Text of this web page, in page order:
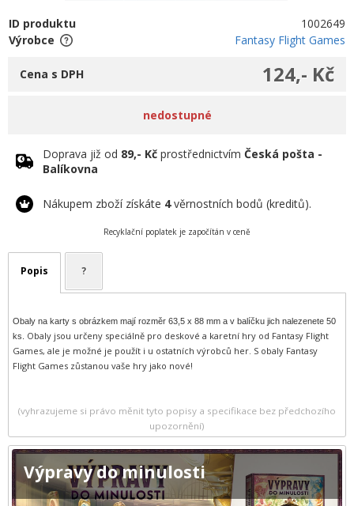
ID produktu
1002649
Výrobce
Fantasy Flight Games
124,- Kč
Cena s DPH
nedostupné
Doprava již od 89,- Kč prostřednictvím Česká pošta -
Balíkovna
Nákupem zboží získáte 4věrnostních bodů (kreditů).
Recyklační poplatek je započítán v ceně
Popis ?
Obaly na karty s obrázkem mají rozměr 63,5 x 88 mm a v balíčku jich nalezenete 50
ks. Obaly jsou určeny speciálně pro deskové a karetní hry od Fantasy Flight
Games, ale je možné je použít i u ostatních výrobců her. S obaly Fantasy
Flight Games zůstanou vaše hry jako nové!
(vyhrazujeme si právo měnit tyto popisy a specifikace bez předchozího
upozornění)
Výpravy do minulosti